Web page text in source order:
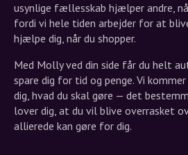
usynlige fællesskab hjælper andre,
fordi vi hele tiden arbejder for at
hjælpe dig, når du shopper.
Med Molly ved din side får du helt
spare dig for tid og penge. Vi
dig, hvad du skal gøre — det
lover dig, at du vil blive overrasket
allierede kan gøre for dig.